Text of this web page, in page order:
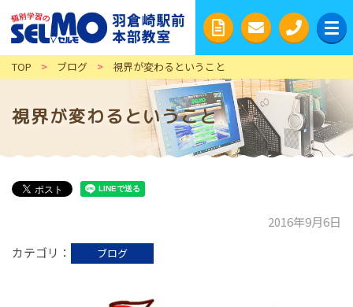
TOP > ブログ > 視界が変わるということ
視界が変わるということ
2016年9月6日
カテゴリ
ブログ